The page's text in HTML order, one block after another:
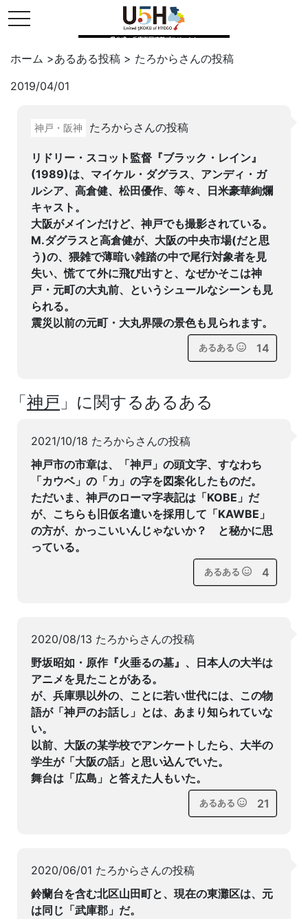
toggle navigation
県公式・兵庫五国連邦プロジェクト
ホーム >あるある投稿 > たろから さんの投稿
2019/04/01
神戸・阪神 たろからさんの投稿
リドリー・スコット監督『ブラック・レイン』
(1989)は、マイケル・ダグラス、アンディ・ガ
ルシア、高倉健、松田優作、等々、日米豪華絢爛
キャスト。
大阪がメインだけど、神戸でも撮影されている。
M.ダグラスと高倉健が、大阪の中央市場(だと思
う)の、猥雑で薄暗い雑踏の中で尾行対象者を見
失い、慌てて外に飛び出すと、なぜかそこは神
戸・元町の大丸前、というシュールなシーンも見
られる。
震災以前の元町・大丸界隈の景色も見られます。
あるある 14
「神戸 」に関するあるある
2021/10/18 たろからさんの投稿
神戸市の市章は、「神戸」の頭文字、すなわち
「カウベ」の「カ」の字を図案化したものだ。
ただいま、神戸のローマ字表記は「KOBE」だ
が、こちらも旧仮名遣いを採用して「KAWBE」
の方が、かっこいいんじゃないか？ と秘かに思
っている。
あるある 4
2020/08/13 たろからさんの投稿
野坂昭如・原作『火垂るの墓』、日本人の大半は
アニメを見たことがある。
が、兵庫県以外の、ことに若い世代には、この物
語が「神戸のお話し」とは、あまり知られていな
い。
以前、大阪の某学校でアンケートしたら、大半の
学生が「大阪の話」と思い込んでいた。
舞台は「広島」と答えた人もいた。
あるある 21
2020/06/01 たろからさんの投稿
鈴蘭台を含む北区山田町と、現在の東灘区は、元
は同じ「武庫郡」だ。